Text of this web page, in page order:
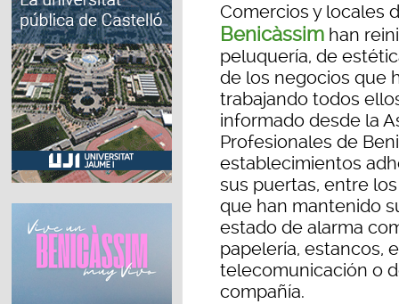
Comercios y locales
Benicàssim han
peluquería, de
de los negocios que
trabajando todos
informado desde la
Profesionales de
establecimientos
sus puertas, entre
que han mantenido
estado de alarma
papelería, estancos,
telecomunicación o
compañía.